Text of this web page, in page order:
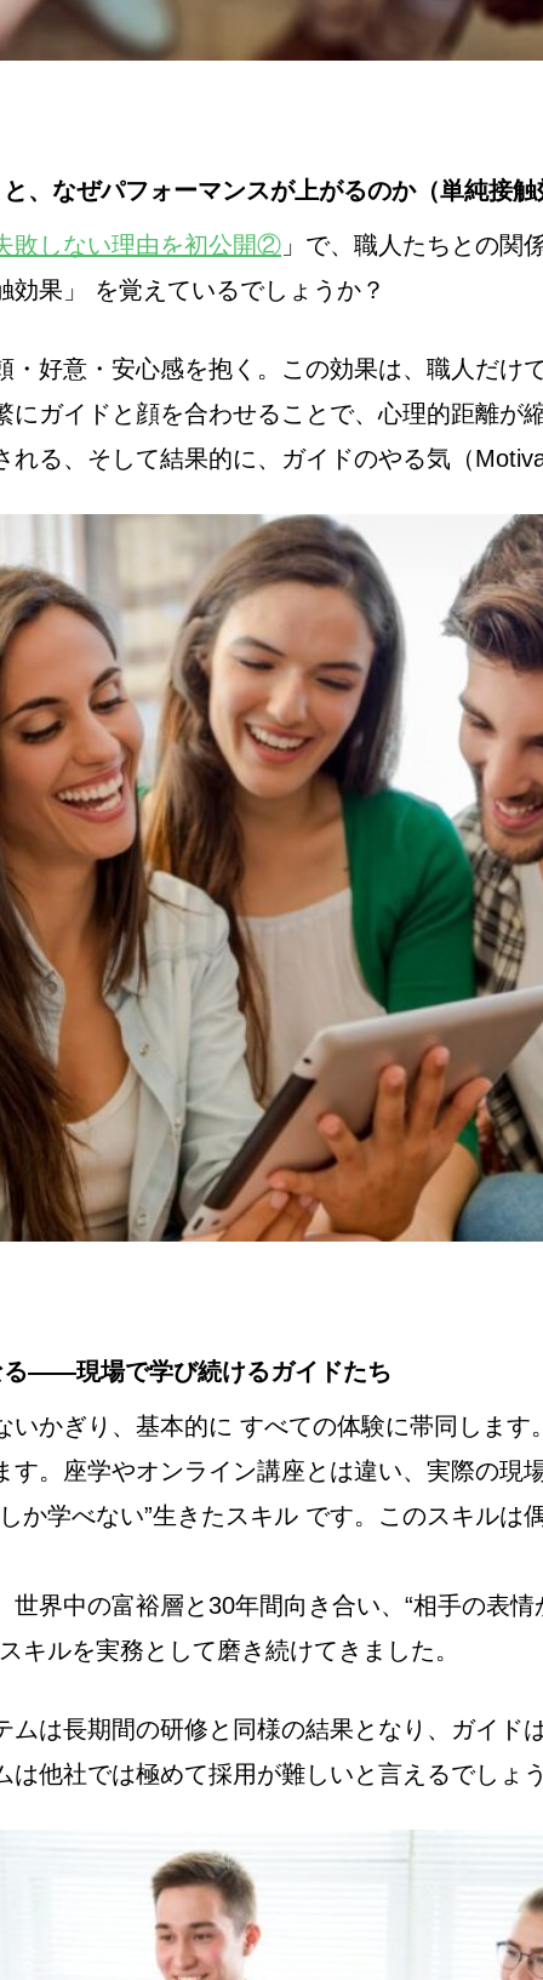
、なぜパフォーマンスが上がるのか（単純接触
敗しない理由を初公開② 」で、職人たちとの関
果」 を覚えているでしょうか？
・好意・安心感を抱く。この効果は、職人だけ
にガイドと顔を合わせることで、心理的距離が
れる、そして結果的に、ガイドのやる気（
る——現場で学び続けるガイドたち
いかぎり、基本的に すべての体験に帯同しま
す。座学やオンライン講座とは違い、実際の現
か学べない”生きたスキル です。このスキルは
界中の富裕層と30年間向き合い、“相手の表
キルを実務として磨き続けてきました。
ムは長期間の研修と同様の結果となり、ガイド
は他社では極めて採用が難しいと言えるでしょ